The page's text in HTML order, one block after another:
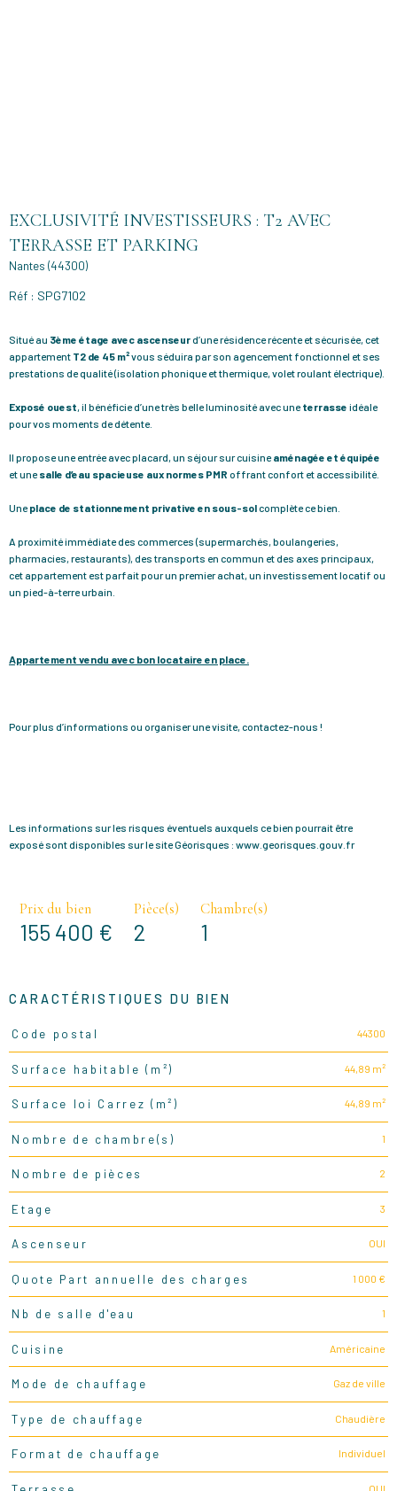
EXCLUSIVITÉ INVESTISSEURS : T2 AVEC
TERRASSE ET PARKING
Nantes (44300)
Réf : SPG7102
Situé au 3ème étage avec ascenseurd’une résidence récente et sécurisée, cet
appartement T2 de 45 m²vous séduira par son agencement fonctionnel et ses
prestations de qualité (isolation phonique et thermique, volet roulant électrique).
Exposé ouest, il bénéficie d’une très belle luminosité avec uneterrasse idéale
pour vos moments de détente.
Il propose une entrée avec placard, un séjour sur cuisineaménagée et équipée
et unesalle d’eau spacieuse aux normes PMR offrant confort et accessibilité.
Uneplace de stationnement privative en sous-solcomplète ce bien.
A proximité immédiate des commerces (supermarchés, boulangeries,
pharmacies, restaurants), des transports en commun et des axes principaux,
cet appartement est parfait pour un premier achat, un investissement locatif ou
un pied-à-terre urbain.
Appartement vendu avec bon locataire en place.
Pour plus d’informations ou organiser une visite, contactez-nous !
Les informations sur les risques éventuels auxquels ce bien pourrait être
exposé sont disponibles sur le site Géorisques : www.georisques.gouv.fr
Prix du bien
155 400 €
Pièce(s)
2
Chambre(s)
1
CARACTÉRISTIQUES DU BIEN
Caractéristiques
Code postal 44300
Surface habitable (m²) 44,89 m²
Surface loi Carrez (m²) 44,89 m²
Nombre de chambre(s) 1
Nombre de pièces 2
Etage 3
Ascenseur OUI
Quote Part annuelle des charges 1 000 €
Nb de salle d'eau 1
Cuisine Américaine
Mode de chauffage Gaz de ville
Type de chauffage Chaudière
Format de chauffage Individuel
OUI